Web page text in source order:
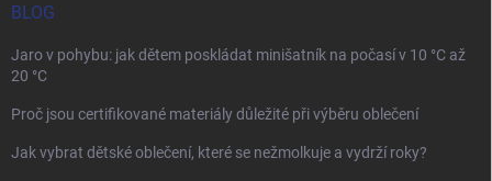
BLOG
Jaro v pohybu: jak dětem poskládat minišatník na počasí v 10 °C až
20 °C
Proč jsou certifikované materiály důležité při výběru oblečení
Jak vybrat dětské oblečení, které se nežmolkuje a vydrží roky?